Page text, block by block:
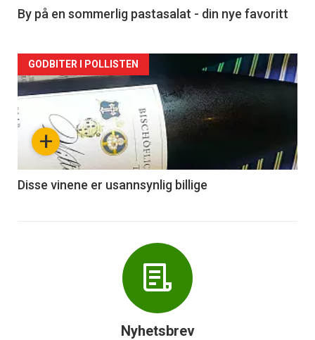
5
By på en sommerlig pastasalat - din nye favoritt
Forsiden
akkurat
nå
6
+
GODBITER I POLLISTEN
Disse vinene er usannsynlig billige
Nyhetsbrev